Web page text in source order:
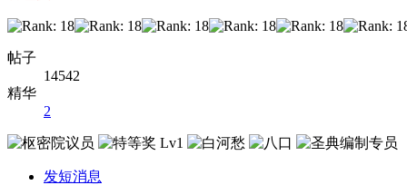
帖子
14542
精华
2
发短消息